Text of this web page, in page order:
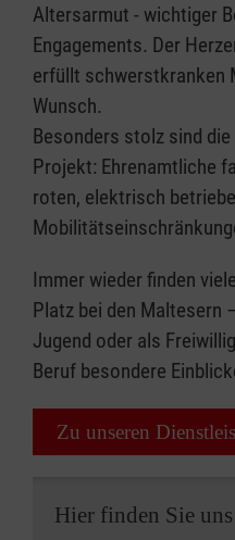
Altersarmut - wichtiger
Engagements. Der
erfüllt schwerstkranken
Wunsch.
Besonders stolz sind
Projekt: Ehrenamtliche
roten, elektrisch
Immer wieder finden
Platz bei den Maltesern
Jugend oder als
Beruf besondere
Zu unseren
Hier finden Sie uns